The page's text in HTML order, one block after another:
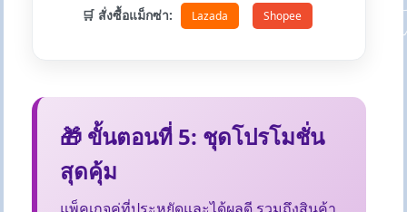
🛒 สั่งซื้อแม็กซ่า: Lazada Shopee
🎁 ขั้นตอนที่ 5: ชุดโปรโมชั่น
สุดคุ้ม